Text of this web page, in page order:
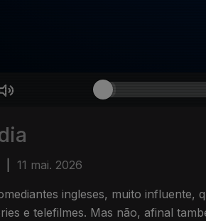
11 mai. 2026
ingleses, muito influente,
e telefilmes. Mas não, afinal